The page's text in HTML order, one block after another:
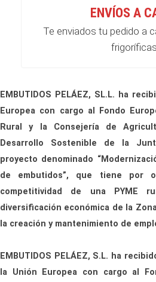
ENVÍOS A
Te enviados tu pedido a
frigoríficas
EMBUTIDOS PELÁEZ, SL.L. ha
Europea con cargo al Fondo
Rural y la Consejería de
Desarrollo Sostenible de la
proyecto denominado
de embutidos”, que tiene por
competitividad de una PYME
diversificación económica de la
la creación y mantenimiento de
EMBUTIDOS PELÁEZ, S.L. ha
la Unión Europea con cargo al